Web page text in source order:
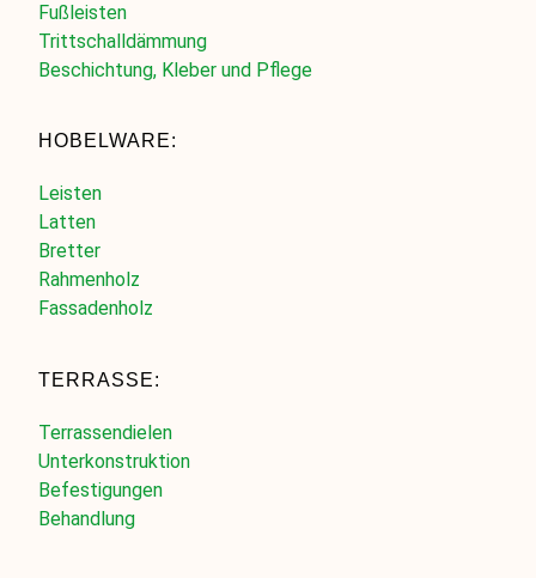
Fußleisten
Trittschalldämmung
Beschichtung, Kleber und Pflege
HOBELWARE:
Leisten
Latten
Bretter
Rahmenholz
Fassadenholz
TERRASSE:
Terrassendielen
Unterkonstruktion
Befestigungen
Behandlung